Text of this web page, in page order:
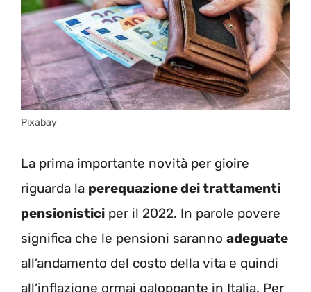
Pixabay
La prima importante novità per gioire
riguarda la perequazione dei trattamenti
pensionistici per il 2022. In parole povere
significa che le pensioni saranno adeguate
all’andamento del costo della vita e quindi
all’inflazione ormai galoppante in Italia. Per